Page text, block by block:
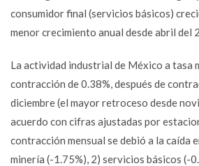
consumidor final (servicios básicos)
menor crecimiento anual desde abril del
La actividad industrial de México a tasa
contracción de 0.38%, después de
diciembre (el mayor retroceso desde
acuerdo con cifras ajustadas por
contracción mensual se debió a la caída
minería (-1.75%), 2) servicios básicos (-